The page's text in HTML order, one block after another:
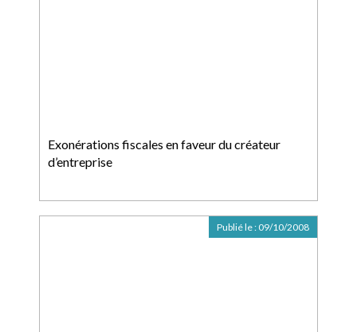
Exonérations fiscales en faveur du créateur
d’entreprise
Publié le : 09/10/2008